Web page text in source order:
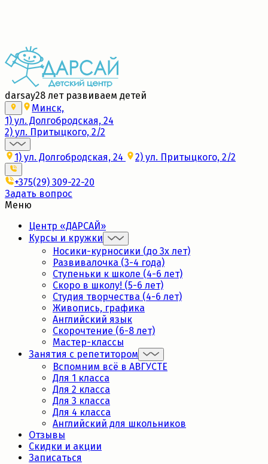
darsay28 лет развиваем детей
Минск,
1) ул. Долгобродская, 24
2) ул. Притыцкого, 2/2
1) ул. Долгобродская, 24 2) ул. Притыцкого, 2/2
+375(29) 309-22-20
Задать вопрос
Меню
Центр «ДАРСАЙ»
Курсы и кружки
Носики-курносики (до 3х лет)
Развивалочка (3-4 года)
Ступеньки к школе (4-6 лет)
Скоро в школу! (5-6 лет)
Студия творчества (4-6 лет)
Живопись, графика
Английский язык
Скорочтение (6-8 лет)
Мастер-классы
Занятия с репетитором
Вспомним всё в АВГУСТЕ
Для 1 класса
Для 2 класса
Для 3 класса
Для 4 класса
Английский для школьников
Отзывы
Скидки и акции
Записаться